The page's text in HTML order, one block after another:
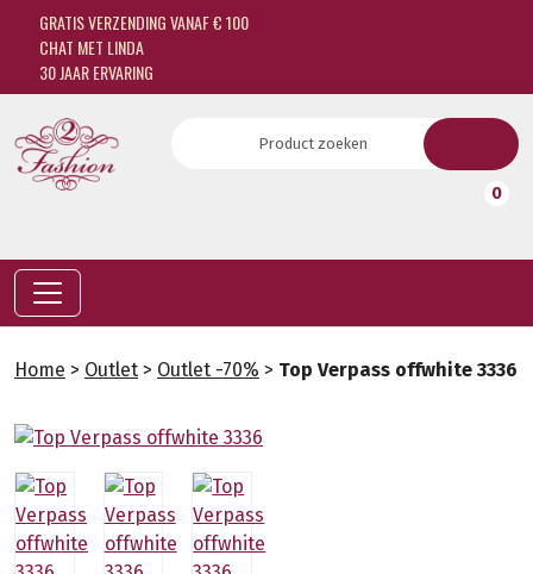
GRATIS VERZENDING VANAF € 100
CHAT MET LINDA
30 JAAR ERVARING
0
Home > Outlet > Outlet -70% > Top Verpass offwhite 3336